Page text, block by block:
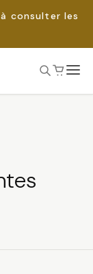
consulter les